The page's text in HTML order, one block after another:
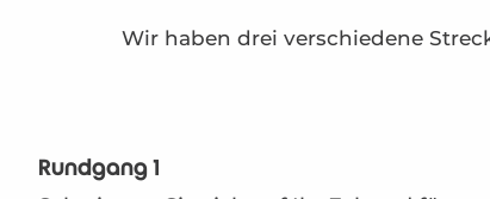
Wir haben drei verschiedene
Rundgang 1